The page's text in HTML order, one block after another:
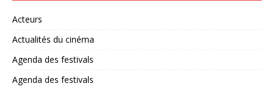
Acteurs
Actualités du cinéma
Agenda des festivals
Agenda des festivals